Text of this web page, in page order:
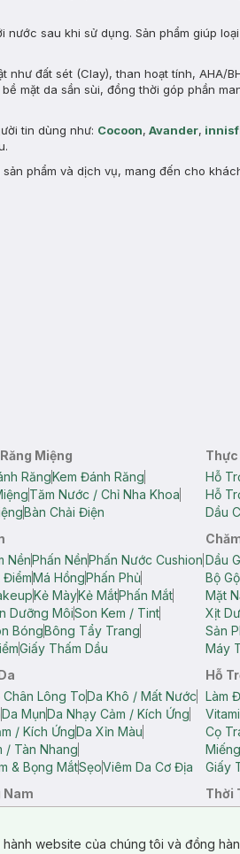
sau khi sử dụng. Sản phẩm giúp
đất sét (Clay), than hoạt tính, AHA/
mặt da sần sùi, đồng thời góp phần
tin dùng như: Cocoon, Avander,
phẩm và dịch vụ, mang đến cho
Miệng
RăngKem Đánh Răng
Tăm Nước / Chỉ Nha Khoa
Bàn Chải Điện
Thực
Hỗ
Hỗ
Dầu
NềnPhấn NềnPhấn Nước Cushion
ĐiểmMá HồngPhấn Phủ
Kẻ MàyKẻ MắtPhấn Mắt
Dưỡng MôiSon Kem / Tint
BóngBông Tẩy Trang
Giấy Thấm Dầu
Dầu
Bộ
Mặt
Xịt
Sản
Máy
Chân Lông ToDa Khô / Mất Nước
Da MụnDa Nhạy Cảm / Kích Ứng
/ Kích ỨngDa Xỉn Màu
/ Tàn Nhang
& Bọng MắtSẹoViêm Da Cơ Địa
Hỗ
Làm
Cọ
Giấy
Nam
Thời
website của chúng tôi và đồng